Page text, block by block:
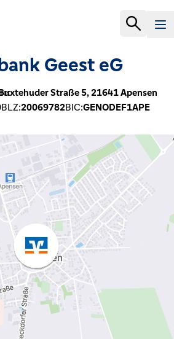
Geest eG
Straße 5,21641Apensen
BLZ:20069782BIC:GENODEF1APE